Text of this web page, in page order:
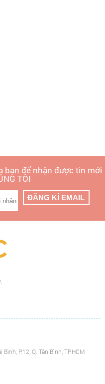
bạn để nhận được tin mới
TÔI
P.12, Q. Tân Bình, TP.HCM